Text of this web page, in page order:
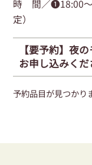
時 間／❶18:00
定）
【要予約】夜
お申し込みくだ
予約品目が見つかり